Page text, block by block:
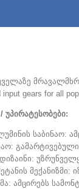
gears for all
უპირატესობები:
საბინაო:
ამცირებს